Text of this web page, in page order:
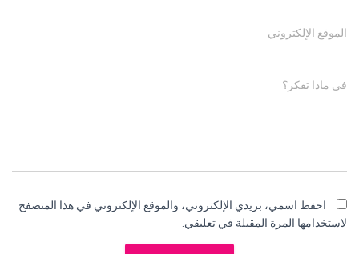
الموقع الإلكتروني
في ماذا تفكر؟
احفظ اسمي، بريدي الإلكتروني، والموقع الإلكتروني في هذا المتصفح
لاستخدامها المرة المقبلة في تعليقي.